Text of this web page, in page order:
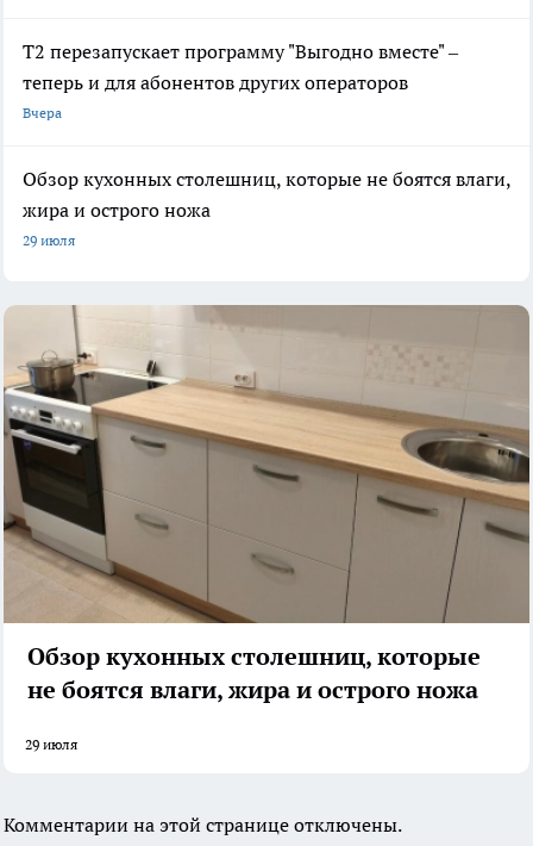
Т2 перезапускает программу "Выгодно вместе" –
теперь и для абонентов других операторов
Вчера
Обзор кухонных столешниц, которые не боятся влаги,
жира и острого ножа
29 июля
Обзор кухонных столешниц, которые
не боятся влаги, жира и острого ножа
29 июля
Комментарии на этой странице отключены.